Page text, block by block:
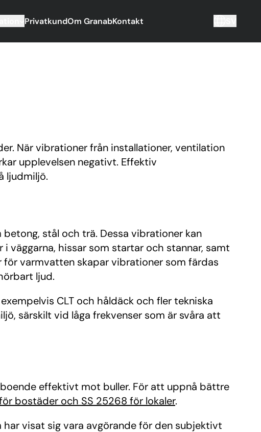
PrivatkundOm GranabKontakt
När vibrationer från installationer, ventilation
upplevelsen negativt. Effektiv
ljudmiljö.
stål och trä. Dessa vibrationer kan
väggarna, hissar som startar och stannar, samt
varmvatten skapar vibrationer som färdas
ljud.
CLT och håldäck och fler tekniska
särskilt vid låga frekvenser som är svåra att
effektivt mot buller. För att uppnå bättre
bostäder och SS 25268 för lokaler.
visat sig vara avgörande för den subjektivt